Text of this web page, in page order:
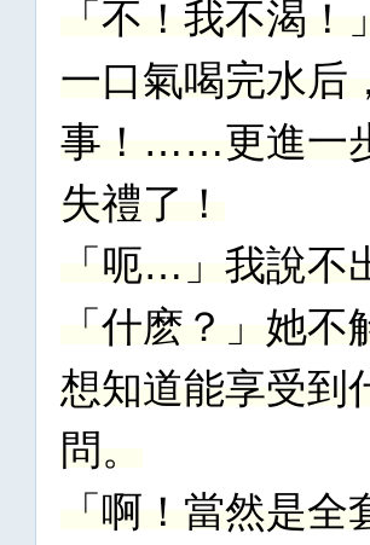
「不！我不渴
一口氣喝完水后
事！……更進一
失禮了！
「呃…」我說不
「什麽？」她
想知道能享受
問。
「啊！當然是